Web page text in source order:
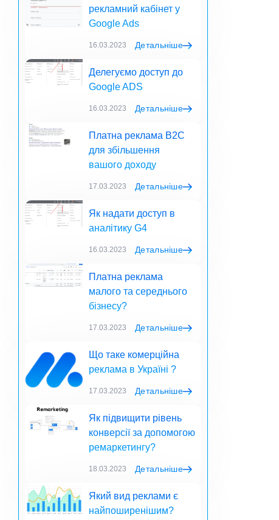
рекламний кабінет у
Google Ads
16.03.2023 Детальніше
Делегуємо доступ до
Google ADS
16.03.2023 Детальніше
Платна реклама B2C
для збільшення
вашого доходу
17.03.2023 Детальніше
Як надати доступ в
аналітику G4
16.03.2023 Детальніше
Платна реклама
малого та середнього
бізнесу?
17.03.2023 Детальніше
Що таке комерційна
реклама в Україні ?
17.03.2023 Детальніше
Як підвищити рівень
конверсії за допомогою
ремаркетингу?
18.03.2023 Детальніше
Який вид реклами є
найпоширенішим?